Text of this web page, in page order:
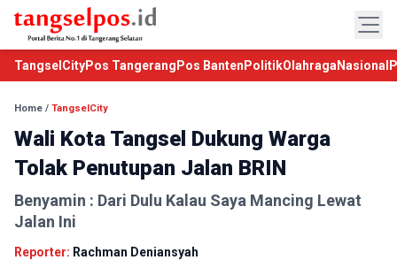
TangselCityPos Tangerang Pos Banten PolitikOlahraga Nasional
Home / TangselCity
Wali Kota Tangsel Dukung Warga
Tolak Penutupan Jalan BRIN
Benyamin : Dari Dulu Kalau Saya Mancing Lewat
Jalan Ini
Reporter: Rachman Deniansyah